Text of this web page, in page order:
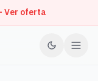
Ver oferta